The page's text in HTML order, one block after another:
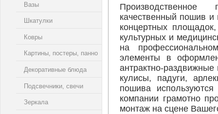
Вазы
Шкатулки
Ковры
Картины, постеры, панно
Декоративные блюда
Подсвечники, свечи
Зеркала
качественный пошив
концертных
культурных и
на
элементы в
антрактно-
кулисы, падуги,
пошива
компании грамотно
монтаж на сцене